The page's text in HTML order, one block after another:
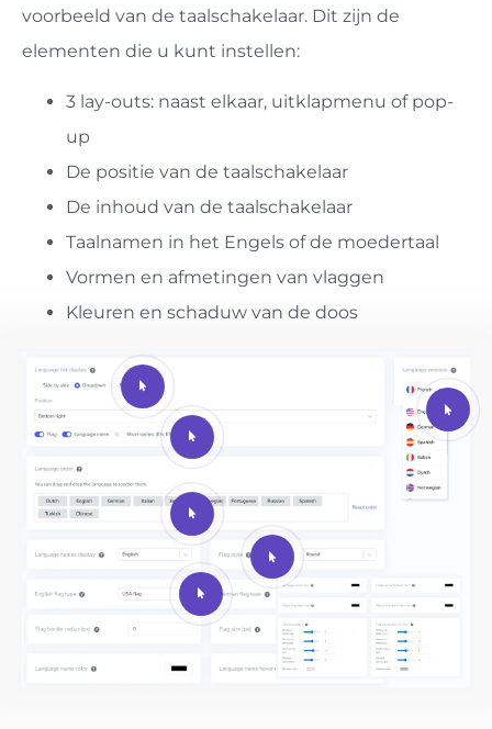
voorbeeld van de taalschakelaar. Dit zijn de
elementen die u kunt instellen:
3 lay-outs: naast elkaar, uitklapmenu of pop-
up
De positie van de taalschakelaar
De inhoud van de taalschakelaar
Taalnamen in het Engels of de moedertaal
Vormen en afmetingen van vlaggen
Kleuren en schaduw van de doos